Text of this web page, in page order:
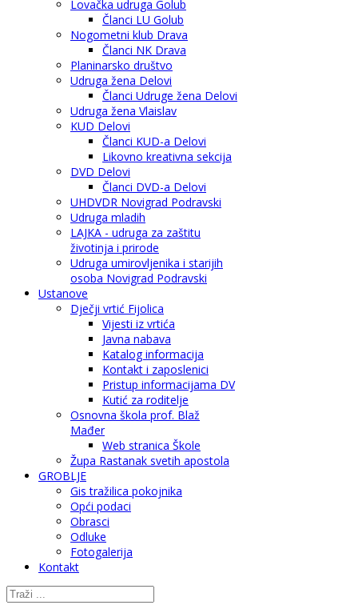
Lovačka udruga Golub
Članci LU Golub
Nogometni klub Drava
Članci NK Drava
Planinarsko društvo
Udruga žena Delovi
Članci Udruge žena Delovi
Udruga žena Vlaislav
KUD Delovi
Članci KUD-a Delovi
Likovno kreativna sekcija
DVD Delovi
Članci DVD-a Delovi
UHDVDR Novigrad Podravski
Udruga mladih
LAJKA - udruga za zaštitu
životinja i prirode
Udruga umirovljenika i starijih
osoba Novigrad Podravski
Ustanove
Dječji vrtić Fijolica
Vijesti iz vrtića
Javna nabava
Katalog informacija
Kontakt i zaposlenici
Pristup informacijama DV
Kutić za roditelje
Osnovna škola prof. Blaž
Mađer
Web stranica Škole
Župa Rastanak svetih apostola
GROBLJE
Gis tražilica pokojnika
Opći podaci
Obrasci
Odluke
Fotogalerija
Kontakt